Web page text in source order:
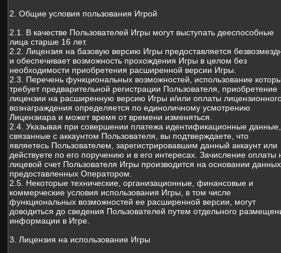
2. Общие условия пользования Игрой
2.1. В качестве Пользователей Игры могут выступать дееспособные
лица старше 16 лет.
2.2. Лицензия на базовую версию Игры предоставляется
и обеспечивает возможность прохождения Игры в целом без
необходимости приобретения расширенной версии Игры.
2.3. Перечень функциональных возможностей, использование
требует предварительной регистрации Пользователя, приобретение
лицензии на расширенную версию Игры и/или оплаты
вознаграждения определяется по единоличному усмотрению
Лицензиара и может время от времени изменяться.
2.4. Указывая при совершении платежа идентификационные данные,
связанные с аккаунтом Пользователя, вы подтверждаете, что
являетесь Пользователем, зарегистрировавшим данный аккаунт или
действуете по его поручению и в его интересах. Зачисление оплаты
лицевой счет Пользователя Игры производится на основании данных,
предоставленных Оператором.
2.5. Некоторые технические, организационные, финансовые и
коммерческие условия использования Игры, в том числе
функциональных возможностей ее расширенной версии, могут
доводиться до сведения Пользователей путем отдельного
информации в Игре.
3. Лицензия на использование Игры